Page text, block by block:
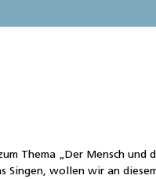
Thema „Der Mensch und
Singen, wollen wir an